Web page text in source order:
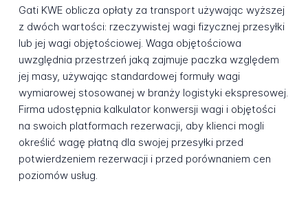
Gati KWE oblicza opłaty za transport używając wyższej
z dwóch wartości: rzeczywistej wagi fizycznej przesyłki
lub jej wagi objętościowej. Waga objętościowa
uwzględnia przestrzeń jaką zajmuje paczka względem
jej masy, używając standardowej formuły wagi
wymiarowej stosowanej w branży logistyki ekspresowej.
Firma udostępnia kalkulator konwersji wagi i objętości
na swoich platformach rezerwacji, aby klienci mogli
określić wagę płatną dla swojej przesyłki przed
potwierdzeniem rezerwacji i przed porównaniem cen
poziomów usług.